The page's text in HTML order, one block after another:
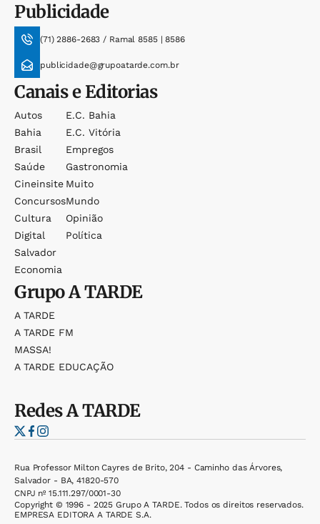
Publicidade
(71) 2886-2683 / Ramal 8585 | 8586
publicidade@grupoatarde.com.br
Canais e Editorias
Autos
Bahia
Brasil
Saúde
Cineinsite
Concursos
Cultura
Digital
Salvador
Economia
E.c. Bahia
E.c. Vitória
Empregos
Gastronomia
Muito
Mundo
Opinião
Política
GrupoA TARDE
A TARDE
A TARDE FM
MASSA!
A TARDE EDUCAÇÃO
RedesA TARDE
Rua Professor Milton Cayres de Brito, 204 - Caminho das Árvores,
Salvador - BA, 41820-570
CNPJ nº 15.111.297/0001-30
Copyright © 1996 - 2025 Grupo A TARDE. Todos os direitos reservados.
EMPRESA EDITORA A TARDE S.A.